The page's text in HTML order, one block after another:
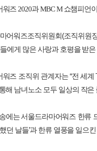
워즈 2020과MBC M쇼챔피언
어워즈조직위원회 (조직위원
에게 많은사랑과 호평을 받은
워즈 조직위 관계자는“전 세계
통해 남녀노소 모두 일상의 작은
에는서울드라마어워즈 한류
던 날들’과 한류 열풍을 일으킨